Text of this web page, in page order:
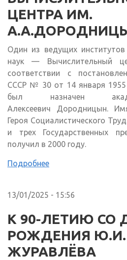
ЦЕНТРА ИМ.
Один из ведущих институтов
наук — Вычислительный
соответствии с
СССР № 30 от 14 января 1955
был назначен
Алексеевич Дородницын.
Героя Социалистического
и трех Государственных
получил в 2000 году.
Подробнее
13/01/2025 - 15:56
К 90-ЛЕТИЮ СО
РОЖДЕНИЯ Ю.И.
ЖУРАВЛЁВА